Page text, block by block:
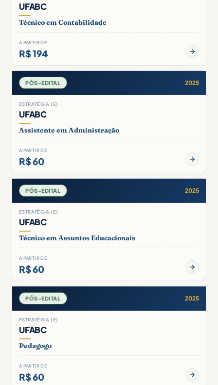
UFABC
Técnico em Contabilidade
A PARTIR DE
R$ 194
PÓS-EDITAL 2025
ESTRATÉGIA (E)
UFABC
Assistente em Administração
A PARTIR DE
R$ 60
PÓS-EDITAL 2025
ESTRATÉGIA (E)
UFABC
Técnico em Assuntos Educacionais
A PARTIR DE
R$ 60
PÓS-EDITAL 2025
ESTRATÉGIA (E)
UFABC
Pedagogo
A PARTIR DE
R$ 60